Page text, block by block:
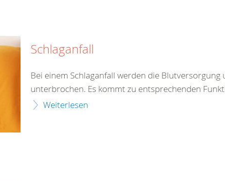
Schlaganfall
Bei einem Schlaganfall werden die
unterbrochen. Es kommt zu entsprechenden
Weiterlesen